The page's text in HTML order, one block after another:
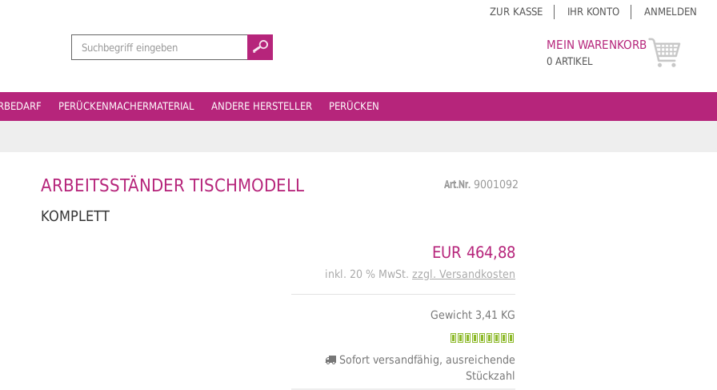
ZUR KASSE IHR KONTO ANMELDEN
Suchen MEIN WARENKORB
0 ARTIKEL
PERÜCKENMACHERMATERIAL ANDERE HERSTELLER PERÜCKEN
ARBEITSSTÄNDER TISCHMODELL Art.Nr.9001092
KOMPLETT
EUR 464,88
inkl. 20 % MwSt. zzgl. Versandkosten
Gewicht 3,41 KG
Sofort versandfähig, ausreichende
Stückzahl